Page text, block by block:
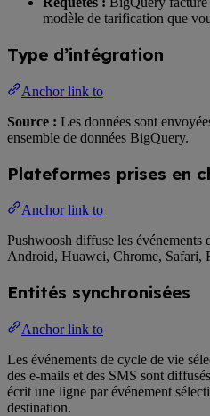
modèle de tarification que
Type d’intégration
Anchor link to
Source : Les données sont
ensemble de données BigQuery.
Plateformes prises en
Anchor link to
Pushwoosh diffuse les événements
Android, Huawei, Chrome, Safari,
Entités synchronisées
Anchor link to
Les événements de cycle de vie
des e-mails et des SMS sont
écrit une ligne par événement
destination.